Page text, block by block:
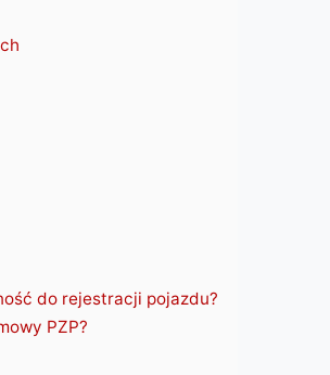
do rejestracji pojazdu?
PZP?